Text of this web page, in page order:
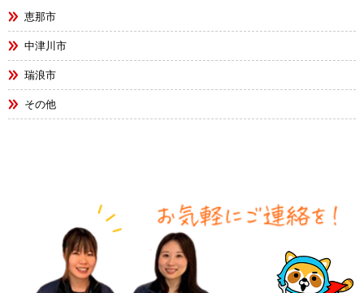
恵那市
中津川市
瑞浪市
その他